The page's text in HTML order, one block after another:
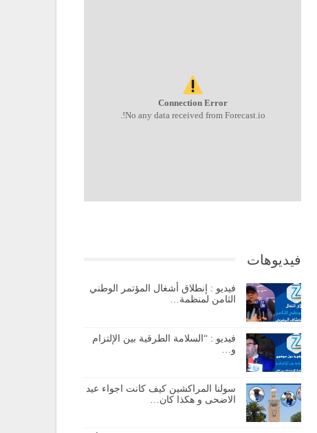
Connection Error
No any data received from Forecast.io!.
فيديوهات
فيديو : إنطلاق أشغال المؤتمر الوطني
الثامن لمنظمة…
فيديو : “السلامة الطرقية بين الإلتزام
و…
سولنا المراكشين كيف كانت اجواء عيد
الاضحى و هكذا كان…